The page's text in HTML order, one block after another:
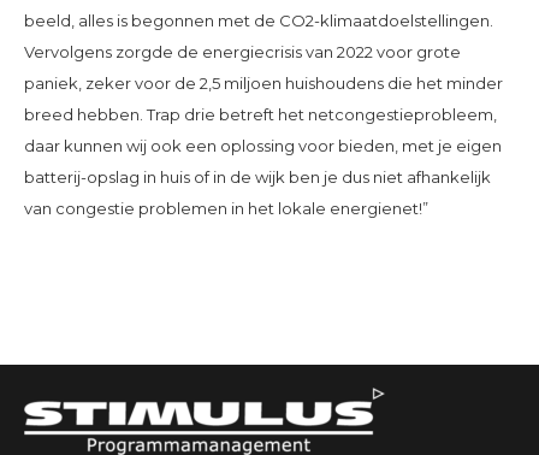
beeld, alles is begonnen met de CO2-klimaatdoelstellingen.
Vervolgens zorgde de energiecrisis van 2022 voor grote
paniek, zeker voor de 2,5 miljoen huishoudens die het minder
breed hebben. Trap drie betreft het netcongestieprobleem,
daar kunnen wij ook een oplossing voor bieden, met je eigen
batterij-opslag in huis of in de wijk ben je dus niet afhankelijk
van congestie problemen in het lokale energienet!”